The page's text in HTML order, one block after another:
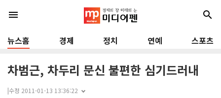
menu search
뉴스홈 경제 정치 연예 스포츠
차범근, 차두리 문신 불편한 심기드러내
|수정 2011-01-13 13:36:22